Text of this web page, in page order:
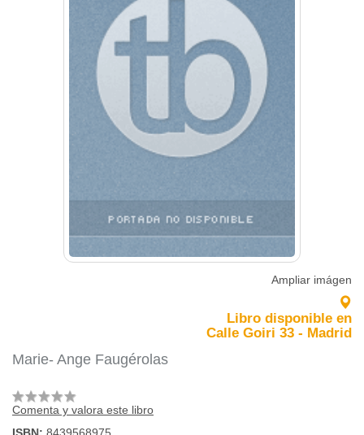
Ampliar imágen
Libro disponible en
Calle Goiri 33 - Madrid
Marie- Ange Faugérolas
Comenta y valora este libro